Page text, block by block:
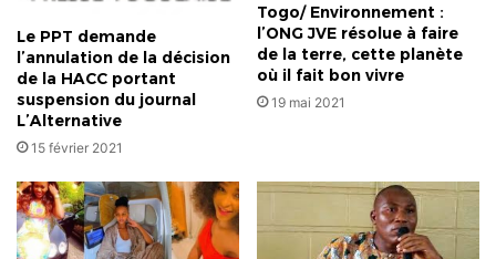
Le PPT demande
l’annulation de la décision
de la HACC portant
suspension du journal
L’Alternative
15 février 2021
Togo/ Environnement :
l’ONG JVE résolue à faire
de la terre, cette planète
où il fait bon vivre
19 mai 2021